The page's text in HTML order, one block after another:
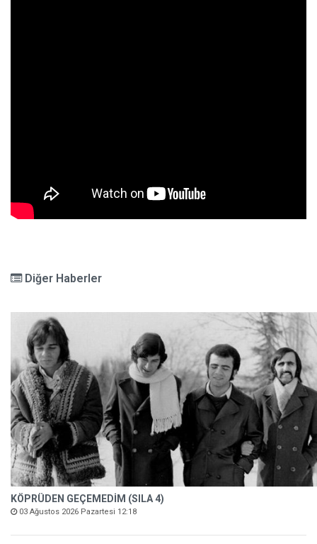
Diğer Haberler
KÖPRÜDEN GEÇEMEDİM (SILA 4)
03 Ağustos 2026 Pazartesi 12:18